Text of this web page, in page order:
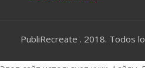
PubliRecreate . 2018. Todos